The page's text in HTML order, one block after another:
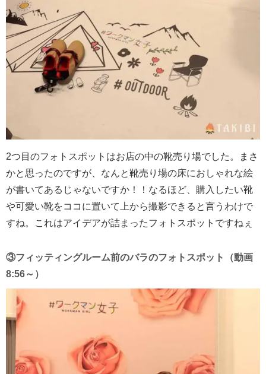
2つ目のフォトスポットはお店の中の靴売り場でした。まさ
かと思ったのですが、なんと靴売り場の床におしゃれな絵
が書いてあるじゃないですか！！なるほど、購入したい靴
や可愛い靴をココに置いて上から撮影できると言うわけで
すね。これはアイデアが詰まったフォトスポットですねぇ
③フィッティングルーム前のバラのフォトスポット（動画
8:56～）